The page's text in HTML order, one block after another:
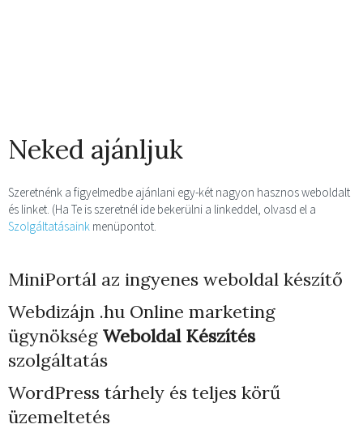
Neked ajánljuk
Szeretnénk a figyelmedbe ajánlani egy-két nagyon hasznos weboldalt
és linket. (Ha Te is szeretnél ide bekerülni a linkeddel, olvasd el a
Szolgáltatásaink menüpontot.
MiniPortál az ingyenes weboldal készítő
Webdizájn .hu Online marketing
ügynökség Weboldal Készítés
szolgáltatás
WordPress tárhely és teljes körű
üzemeltetés